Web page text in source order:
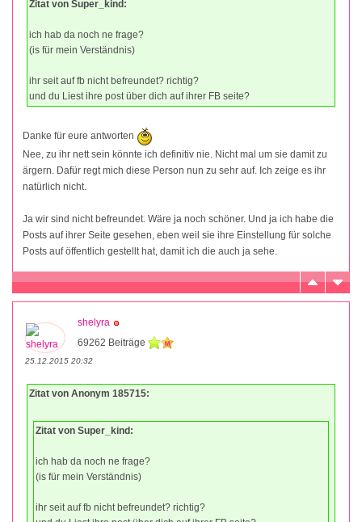
Zitat von Super_kind:
ich hab da noch ne frage?
(is für mein Verständnis)
ihr seit auf fb nicht befreundet? richtig?
und du Liest ihre post über dich auf ihrer FB seite?
Danke für eure antworten
Nee, zu ihr nett sein könnte ich definitiv nie. Nicht mal um sie damit zu
ärgern. Dafür regt mich diese Person nun zu sehr auf. Ich zeige es ihr
natürlich nicht.
Ja wir sind nicht befreundet. Wäre ja noch schöner. Und ja ich habe die
Posts auf ihrer Seite gesehen, eben weil sie ihre Einstellung für solche
Posts auf öffentlich gestellt hat, damit ich die auch ja sehe.
shelyra
69262 Beiträge
25.12.2015 20:32
Zitat von Anonym 185715:
Zitat von Super_kind:
ich hab da noch ne frage?
(is für mein Verständnis)
ihr seit auf fb nicht befreundet? richtig?